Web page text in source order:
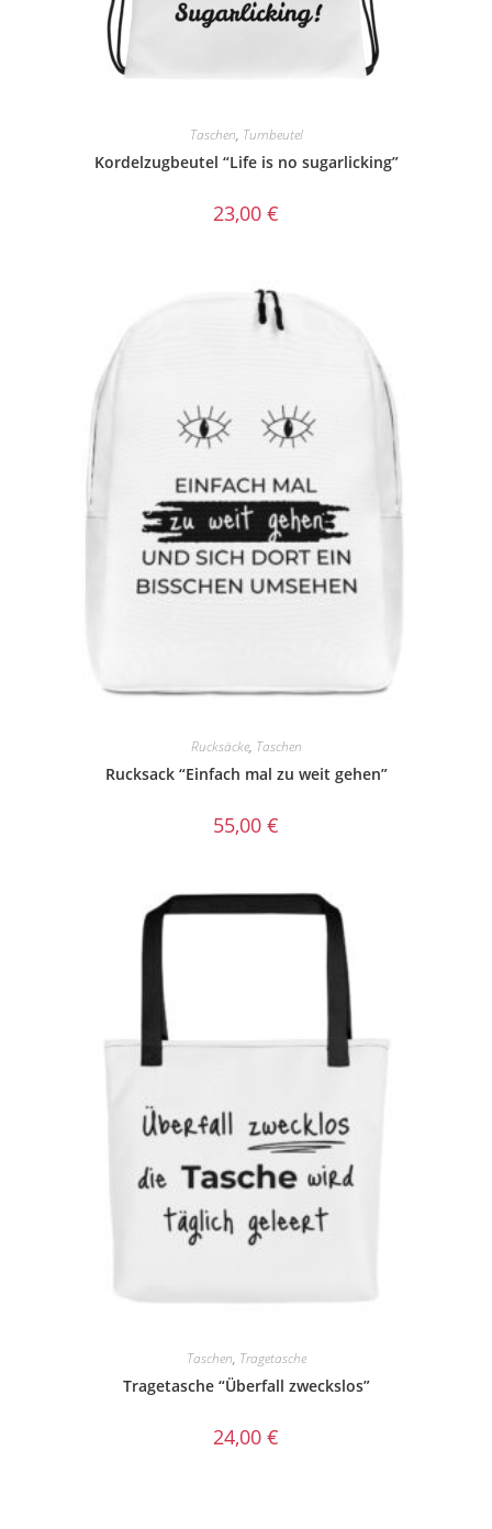
Taschen, Turnbeutel
Kordelzugbeutel “Life is no sugarlicking”
23,00 €
Rucksäcke, Taschen
Rucksack “Einfach mal zu weit gehen”
55,00 €
Taschen, Tragetasche
Tragetasche “Überfall zweckslos”
24,00 €